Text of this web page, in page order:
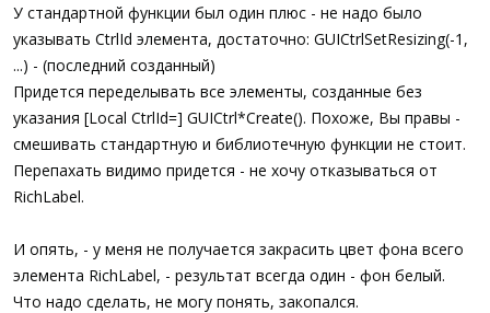
У стандартной функции был один плюс - не надо было
указывать CtrlId элемента, достаточно: GUICtrlSetResizing(-1,
...) - (последний созданный)
Придется переделывать все элементы, созданные без
указания [Local CtrlId=] GUICtrl*Create(). Похоже, Вы правы -
смешивать стандартную и библиотечную функции не стоит.
Перепахать видимо придется - не хочу отказываться от
RichLabel.
И опять, - у меня не получается закрасить цвет фона всего
элемента RichLabel, - результат всегда один - фон белый.
Что надо сделать, не могу понять, закопался.